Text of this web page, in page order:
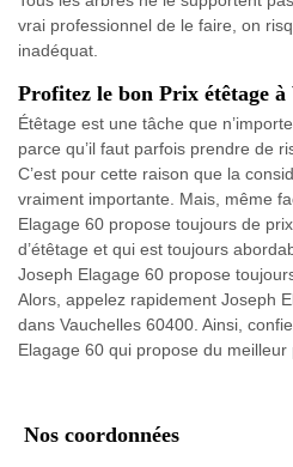
vrai professionnel de le faire, on
inadéquat.
Profitez le bon Prix étêtage à
Étêtage est une tâche que
parce qu’il faut parfois prendre de
C’est pour cette raison que la
vraiment importante. Mais, même
Elagage 60 propose toujours de
d’étêtage et qui est toujours
Joseph Elagage 60 propose
Alors, appelez rapidement Joseph
dans Vauchelles 60400. Ainsi,
Elagage 60 qui propose du meilleur
Nos coordonnées